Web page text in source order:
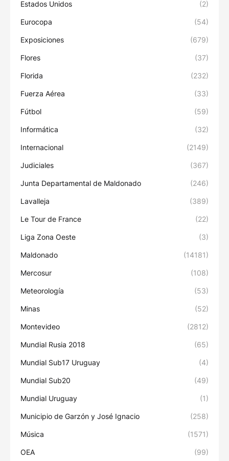
Estados Unidos (2)
Eurocopa (54)
Exposiciones (679)
Flores (37)
Florida (232)
Fuerza Aérea (33)
Fútbol (59)
Informática (32)
Internacional (2149)
Judiciales (367)
Junta Departamental de Maldonado (246)
Lavalleja (389)
Le Tour de France (22)
Liga Zona Oeste (3)
Maldonado (14181)
Mercosur (108)
Meteorología (53)
Minas (52)
Montevideo (2812)
Mundial Rusia 2018 (65)
Mundial Sub17 Uruguay (4)
Mundial Sub20 (49)
Mundial Uruguay (1)
Municipio de Garzón y José Ignacio (258)
Música (1571)
OEA (99)